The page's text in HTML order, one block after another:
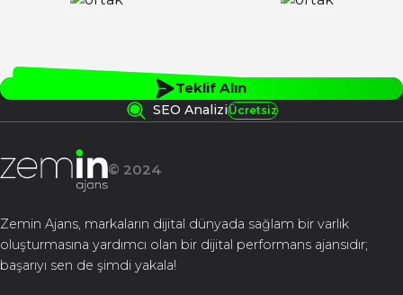
Teklif Alın
SEO AnaliziÜcretsiz
© 2024
Zemin Ajans, markaların dijital dünyada sağlam bir varlık
oluşturmasına yardımcı olan bir dijital performans ajansıdır;
başarıyı sen de şimdi yakala!